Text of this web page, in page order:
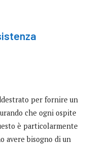
per fornire un
che ogni ospite
è particolarmente
avere bisogno di un